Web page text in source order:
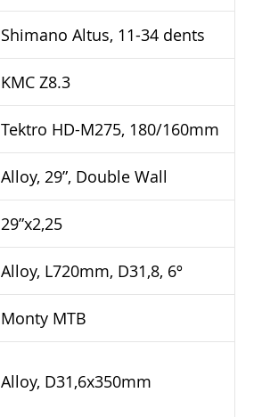
Shimano Altus, 11-34 dents
KMC Z8.3
Tektro HD-M275, 180/160mm
Alloy, 29”, Double Wall
29”x2,25
Alloy, L720mm, D31,8, 6º
Monty MTB
Alloy, D31,6x350mm